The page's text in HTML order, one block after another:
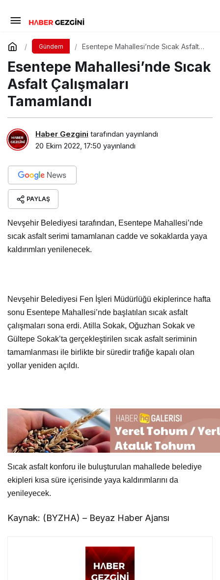
Gündem
Esentepe Mahallesi’nde Sıcak Asfalt
Esentepe Mahallesi’nde Sıcak
Asfalt Çalışmaları
Tamamlandı
Haber Gezgini tarafından yayınlandı
20 Ekim 2022, 17:50 yayınlandı
PAYLAŞ
Nevşehir Belediyesi tarafından, Esentepe Mahallesi’nde
sıcak asfalt serimi tamamlanan cadde ve sokaklarda yaya
kaldırımları yenilenecek.
Nevşehir Belediyesi Fen İşleri Müdürlüğü ekiplerince hafta
sonu Esentepe Mahallesi’nde başlatılan sıcak asfalt
çalışmaları sona erdi. Atilla Sokak, Oğuzhan Sokak ve
Gültepe Sokak’ta gerçekleştirilen sıcak asfalt seriminin
tamamlanması ile birlikte bir süredir trafiğe kapalı olan
yollar yeniden açıldı.
Sıcak asfalt konforu ile buluşturulan mahallede belediye
ekipleri kısa süre içerisinde yaya kaldırımlarını da
yenileyecek.
Kaynak: (BYZHA) – Beyaz Haber Ajansı